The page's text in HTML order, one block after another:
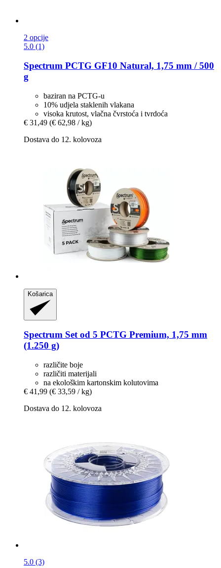
2 opcije
5.0 (1)
Spectrum PCTG GF10 Natural, 1,75 mm / 500
g
baziran na PCTG-u
10% udjela staklenih vlakana
visoka krutost, vlačna čvrstoća i tvrdoća
€ 31,49 (€ 62,98 / kg)
Dostava do 12. kolovoza
Košarica
Spectrum Set od 5 PCTG Premium, 1,75 mm
(1.250 g)
različite boje
različiti materijali
na ekološkim kartonskim kolutovima
€ 41,99 (€ 33,59 / kg)
Dostava do 12. kolovoza
5.0 (3)